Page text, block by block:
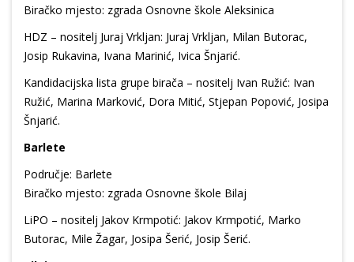
Biračko mjesto: zgrada Osnovne škole Aleksinica
HDZ – nositelj Juraj Vrkljan: Juraj Vrkljan, Milan Butorac,
Josip Rukavina, Ivana Marinić, Ivica Šnjarić.
Kandidacijska lista grupe birača – nositelj Ivan Ružić: Ivan
Ružić, Marina Marković, Dora Mitić, Stjepan Popović, Josipa
Šnjarić.
Barlete
Područje: Barlete
Biračko mjesto: zgrada Osnovne škole Bilaj
LiPO – nositelj Jakov Krmpotić: Jakov Krmpotić, Marko
Butorac, Mile Žagar, Josipa Šerić, Josip Šerić.